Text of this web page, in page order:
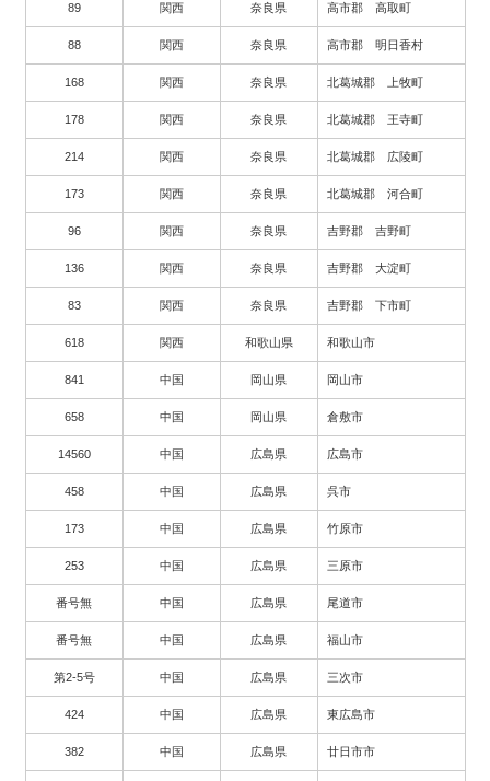
89 関西 奈良県 高市郡 高取町
88 関西 奈良県 高市郡 明日香村
168 関西 奈良県 北葛城郡 上牧町
178 関西 奈良県 北葛城郡 王寺町
214 関西 奈良県 北葛城郡 広陵町
173 関西 奈良県 北葛城郡 河合町
96 関西 奈良県 吉野郡 吉野町
136 関西 奈良県 吉野郡 大淀町
83 関西 奈良県 吉野郡 下市町
618 関西 和歌山県 和歌山市
841 中国 岡山県 岡山市
658 中国 岡山県 倉敷市
14560 中国 広島県 広島市
458 中国 広島県 呉市
173 中国 広島県 竹原市
253 中国 広島県 三原市
番号無 中国 広島県 尾道市
番号無 中国 広島県 福山市
第2-5号 中国 広島県 三次市
424 中国 広島県 東広島市
382 中国 広島県 廿日市市